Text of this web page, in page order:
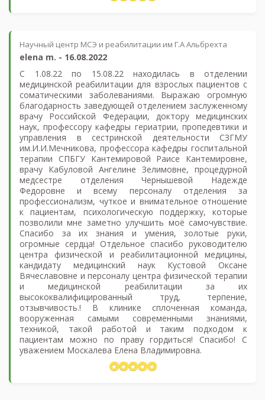
Научный центр МСЭ и реабилитации им Г.А Альбрехта
elena m. - 16.08.2022
С 1.08.22 по 15.08.22 находилась в отделении
медицинской реабилитации для взрослых пациентов с
соматическими заболеваниями. Выражаю огромную
благодарность заведующей отделением заслуженному
врачу Российской Федерации, доктору медицинских
наук, профессору кафедры гериатрии, пропедевтики и
управления в сестринской деятельности СЗГМУ
им.И.И.Мечникова, профессора кафедры госпитальной
терапии СПБГУ Кантемировой Раисе Кантемировне,
врачу Кабуловой Ангелине Зелимовне, процедурной
медсестре отделения Чернышевой Надежде
Федоровне и всему персоналу отделения за
профессионализм, чуткое и внимательное отношение
к пациентам, психологическую поддержку, которые
позволили мне заметно улучшить моё самочувствие.
Спасибо за их знания и умения, золотые руки,
огромные сердца! Отдельное спасибо руководителю
центра физической и реабилитационной медицины,
кандидату медицинский наук Кустовой Оксане
Вячеславовне и персоналу центра физической терапии
и медицинской реабилитации за их
высококвалифицированный труд, терпение,
отзывчивость.! В клинике сплоченная команда,
вооруженная самыми современными знаниями,
техникой, такой работой и таким подходом к
пациентам можно по праву гордиться! Спасибо! С
уважением Москалева Елена Владимировна.